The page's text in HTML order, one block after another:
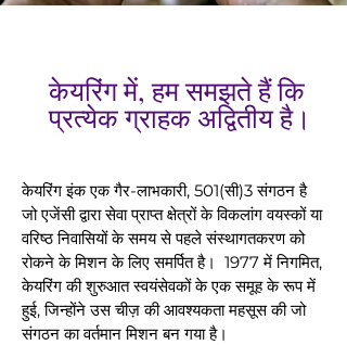
केयरिंग में, हम समझते हैं कि
प्रत्येक ग्राहक अद्वितीय है।
केयरिंग इंक एक गैर-लाभकारी, 501(सी)3 संगठन है
जो एजेंसी द्वारा सेवा प्राप्त क्षेत्रों के विकलांग वयस्कों या
वरिष्ठ निवासियों के समय से पहले संस्थागतकरण को
रोकने के मिशन के लिए समर्पित है। 1977 में निगमित,
केयरिंग की शुरुआत स्वयंसेवकों के एक समूह के रूप में
हुई, जिन्होंने उस चीज़ की आवश्यकता महसूस की जो
संगठन का वर्तमान मिशन बन गया है।